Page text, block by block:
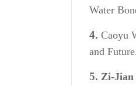
Water
4. Caoyu
and
5. Zi-Jian